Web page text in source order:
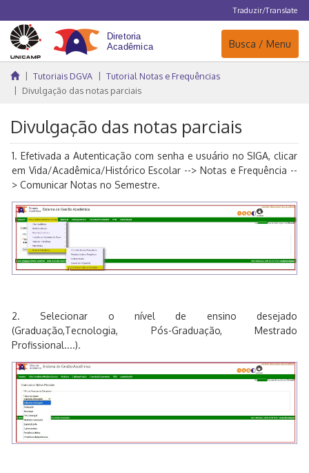
Traduzir/Translate
Navegação
Busca / Menu
Tutoriais DGVA
Tutorial Notas e Frequências
Divulgação das notas parciais
Divulgação das notas parciais
1. Efetivada a Autenticação com senha e usuário no SIGA, clicar
em Vida/Acadêmica/Histórico Escolar --> Notas e Frequência --
> Comunicar Notas no Semestre.
2. Selecionar o nível de ensino desejado
(Graduação,Tecnologia, Pós-Graduação, Mestrado
Profissional....).